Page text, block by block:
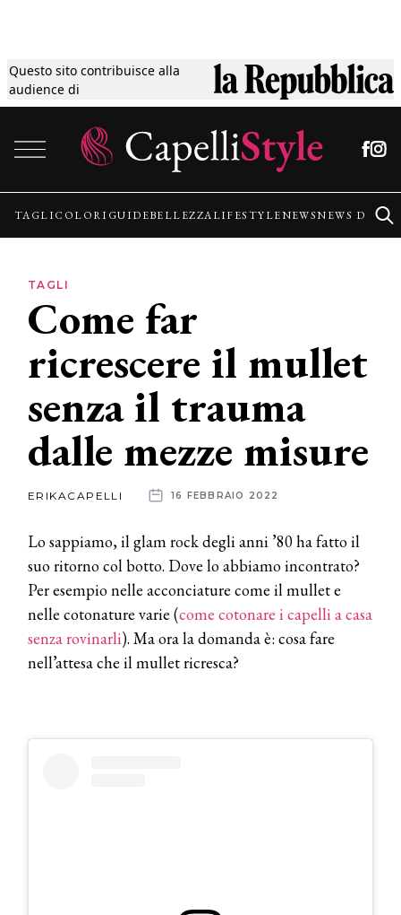
Questo sito contribuisce alla
audience di
Tagli
Colori
Guide
Lifestyle
News
News
TAGLICOLORI GUIDEBELLEZZALIFESTYLENEWSNEWS
TAGLI
Come far
ricrescere il mullet
senza il trauma
dalle mezze misure
ERIKACAPELLI 16 FEBBRAIO 2022
Lo sappiamo, il glam rock degli anni ’80 ha fatto il
suo ritorno col botto. Dove lo abbiamo incontrato?
Per esempio nelle acconciature come il mullet e
nelle cotonature varie (come cotonare i capelli a casa
senza rovinarli). Ma ora la domanda è: cosa fare
nell’attesa che il mullet ricresca?